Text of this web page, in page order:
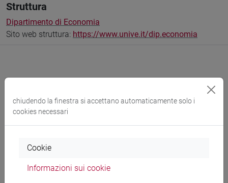
Struttura
Dipartimento di Economia
Sito web struttura: https://www.unive.it/dip.economia
CV
chiudendo la finestra si accettano automaticamente solo i
cookies necessari
Cookie
Informazioni sui cookie